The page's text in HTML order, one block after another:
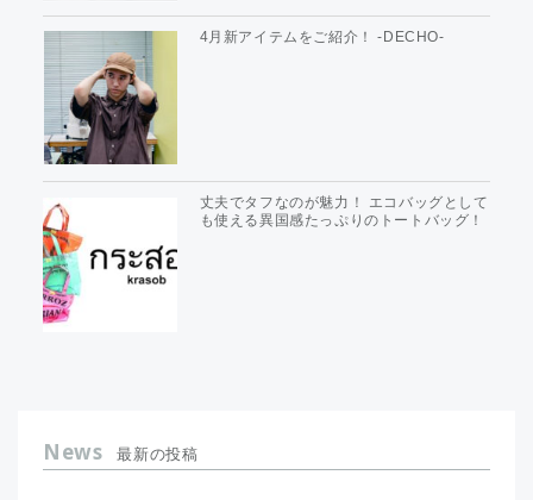
4月新アイテムをご紹介！ -DECHO-
丈夫でタフなのが魅力！ エコバッグとして
も使える異国感たっぷりのトートバッグ！
News 最新の投稿